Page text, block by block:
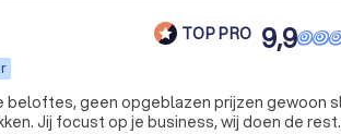
TOP PRO 9,9
beloftes, geen opgeblazen prijzen gewoon
Jij focust op je business, wij doen de rest.